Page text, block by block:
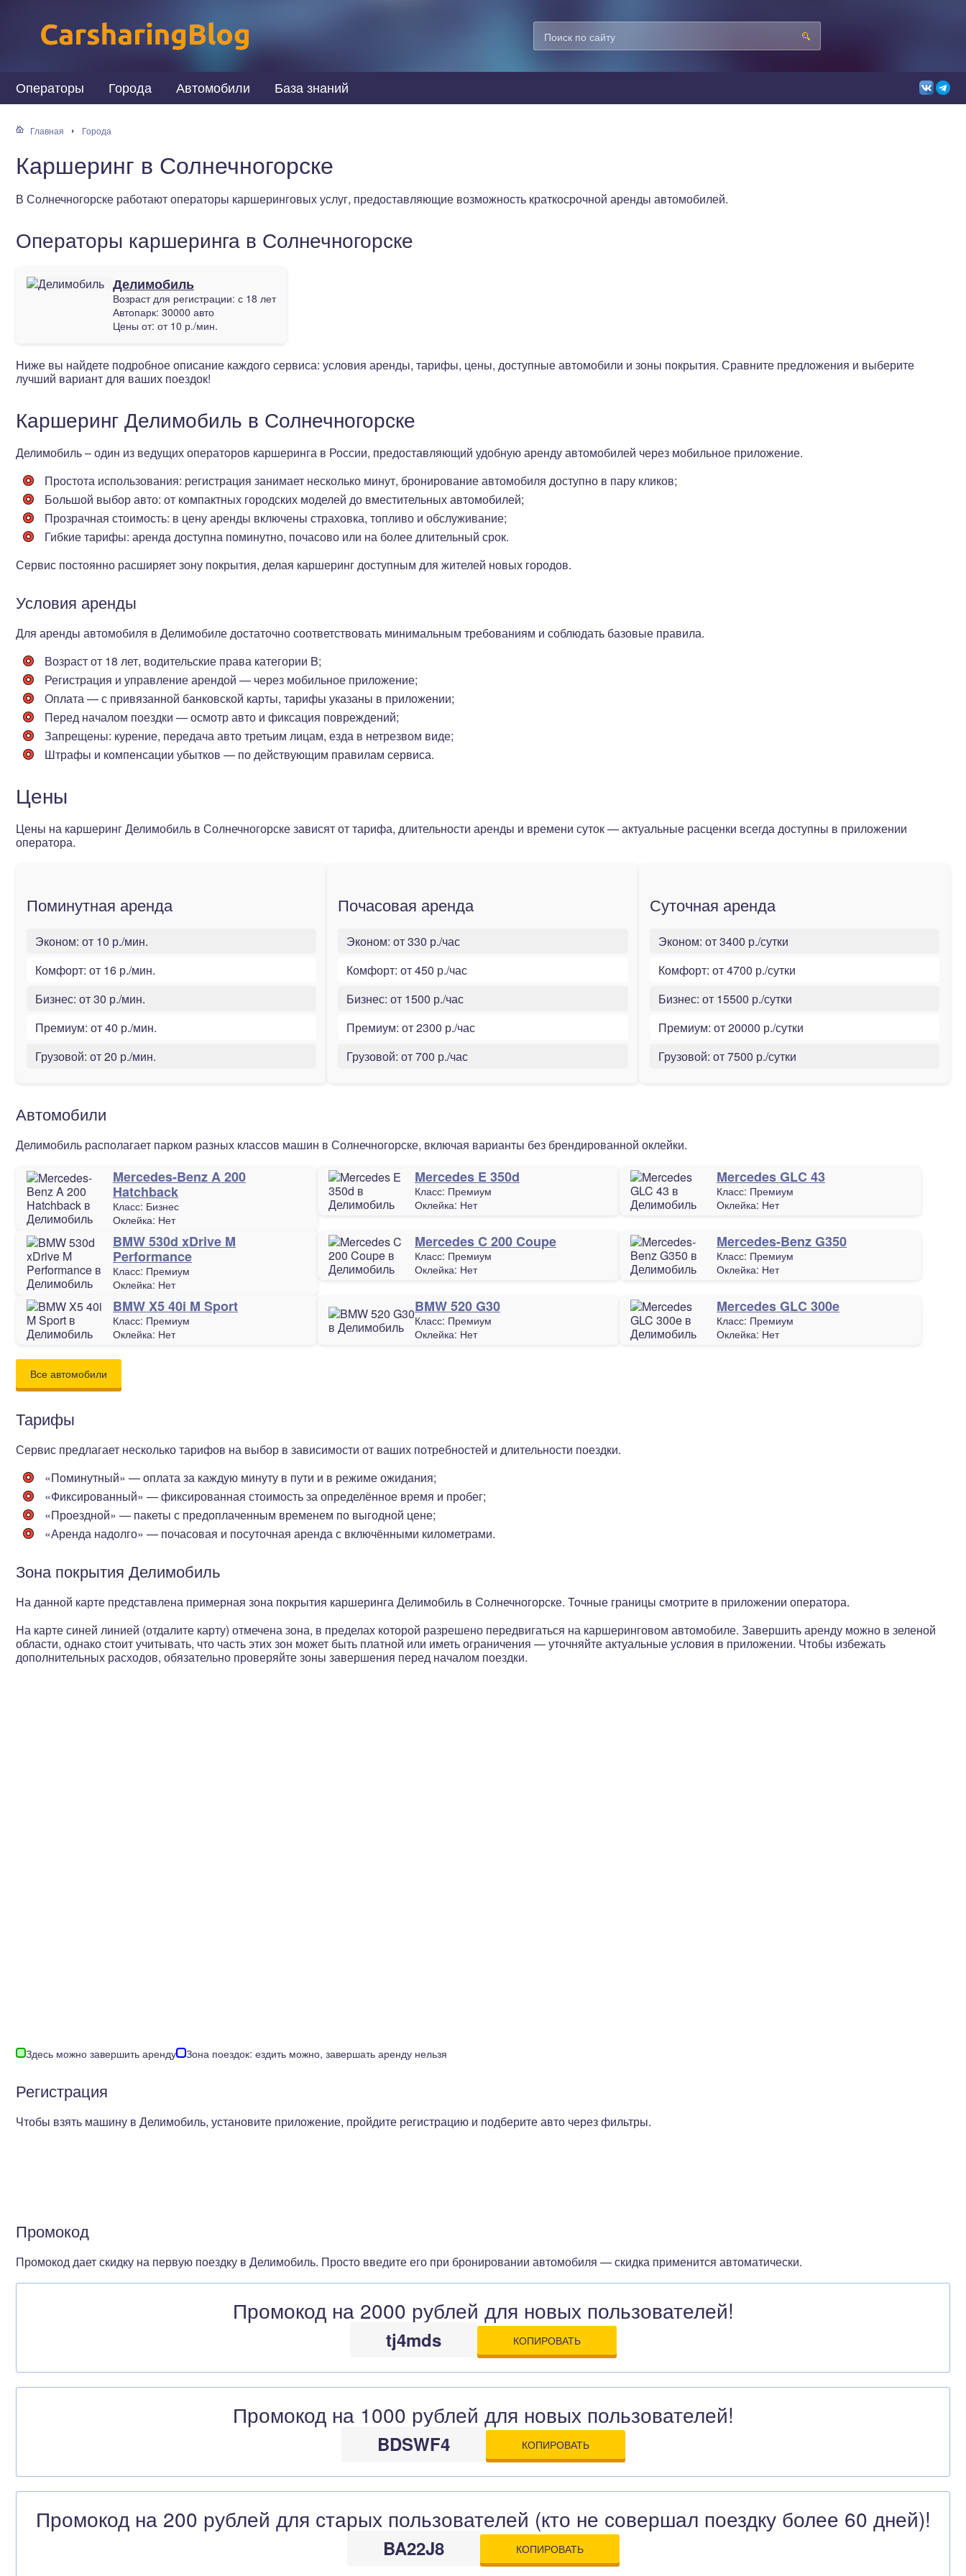
Операторы Города Автомобили База знаний
Главная Города
Каршеринг в Солнечногорске
В Солнечногорске работают операторы каршеринговых услуг, предоставляющие возможность краткосрочной аренды автомобилей.
Операторы каршеринга в Солнечногорске
Делимобиль
Возраст для регистрации: с 18 лет
Автопарк: 30000 авто
Цены от: от 10 р./мин.
Ниже вы найдете подробное описание каждого сервиса: условия аренды, тарифы, цены, доступные автомобили и зоны покрытия. Сравните предложения и выберите
лучший вариант для ваших поездок!
Каршеринг Делимобиль в Солнечногорске
Делимобиль – один из ведущих операторов каршеринга в России, предоставляющий удобную аренду автомобилей через мобильное приложение.
Простота использования: регистрация занимает несколько минут, бронирование автомобиля доступно в пару кликов;
Большой выбор авто: от компактных городских моделей до вместительных автомобилей;
Прозрачная стоимость: в цену аренды включены страховка, топливо и обслуживание;
Гибкие тарифы: аренда доступна поминутно, почасово или на более длительный срок.
Сервис постоянно расширяет зону покрытия, делая каршеринг доступным для жителей новых городов.
Условия аренды
Для аренды автомобиля в Делимобиле достаточно соответствовать минимальным требованиям и соблюдать базовые правила.
Возраст от 18 лет, водительские права категории B;
Регистрация и управление арендой — через мобильное приложение;
Оплата — с привязанной банковской карты, тарифы указаны в приложении;
Перед началом поездки — осмотр авто и фиксация повреждений;
Запрещены: курение, передача авто третьим лицам, езда в нетрезвом виде;
Штрафы и компенсации убытков — по действующим правилам сервиса.
Цены
Цены на каршеринг Делимобиль в Солнечногорске зависят от тарифа, длительности аренды и времени суток — актуальные расценки всегда доступны в приложении
оператора.
Поминутная аренда
Эконом: от 10 р./мин.
Комфорт: от 16 р./мин.
Бизнес: от 30 р./мин.
Премиум: от 40 р./мин.
Грузовой: от 20 р./мин.
Почасовая аренда
Эконом: от 330 р./час
Комфорт: от 450 р./час
Бизнес: от 1500 р./час
Премиум: от 2300 р./час
Грузовой: от 700 р./час
Суточная аренда
Эконом: от 3400 р./сутки
Комфорт: от 4700 р./сутки
Бизнес: от 15500 р./сутки
Премиум: от 20000 р./сутки
Грузовой: от 7500 р./сутки
Автомобили
Делимобиль располагает парком разных классов машин в Солнечногорске, включая варианты без брендированной оклейки.
Mercedes-Benz A 200
Hatchback
Класс: Бизнес
Оклейка: Нет
Mercedes E 350d
Класс: Премиум
Оклейка: Нет
Mercedes GLC 43
Класс: Премиум
Оклейка: Нет
BMW 530d xDrive M
Performance
Класс: Премиум
Оклейка: Нет
Mercedes C 200 Coupe
Класс: Премиум
Оклейка: Нет
Mercedes-Benz G350
Класс: Премиум
Оклейка: Нет
BMW X5 40i M Sport
Класс: Премиум
Оклейка: Нет
BMW 520 G30
Класс: Премиум
Оклейка: Нет
Mercedes GLC 300e
Класс: Премиум
Оклейка: Нет
Все автомобили
Тарифы
Сервис предлагает несколько тарифов на выбор в зависимости от ваших потребностей и длительности поездки.
«Поминутный» — оплата за каждую минуту в пути и в режиме ожидания;
«Фиксированный» — фиксированная стоимость за определённое время и пробег;
«Проездной» — пакеты с предоплаченным временем по выгодной цене;
«Аренда надолго» — почасовая и посуточная аренда с включёнными километрами.
Зона покрытия Делимобиль
На данной карте представлена примерная зона покрытия каршеринга Делимобиль в Солнечногорске. Точные границы смотрите в приложении оператора.
На карте синей линией (отдалите карту) отмечена зона, в пределах которой разрешено передвигаться на каршеринговом автомобиле. Завершить аренду можно в зеленой
области, однако стоит учитывать, что часть этих зон может быть платной или иметь ограничения — уточняйте актуальные условия в приложении. Чтобы избежать
дополнительных расходов, обязательно проверяйте зоны завершения перед началом поездки.
Здесь можно завершить аренду Зона поездок: ездить можно, завершать аренду нельзя
Регистрация
Чтобы взять машину в Делимобиль, установите приложение, пройдите регистрацию и подберите авто через фильтры.
Промокод
Промокод дает скидку на первую поездку в Делимобиль. Просто введите его при бронировании автомобиля — скидка применится автоматически.
Промокод на 2000 рублей для новых пользователей!
tj4mds КОПИРОВАТЬ
Промокод на 1000 рублей для новых пользователей!
BDSWF4 КОПИРОВАТЬ
Промокод на 200 рублей для старых пользователей (кто не совершал поездку более 60 дней)!
BA22J8 КОПИРОВАТЬ